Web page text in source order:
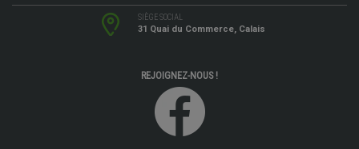
SIÈGE SOCIAL
31 Quai du Commerce, Calais
REJOIGNEZ-NOUS !